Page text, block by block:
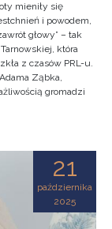
mieniły się
i powodem,
głowy” – tak
która
z czasów PRL-u.
Ząbka,
gromadzi
21
października
2025